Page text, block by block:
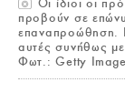
προβούν σε
επαναπροώθηση.
αυτές συνήθως
Φωτ.: Getty